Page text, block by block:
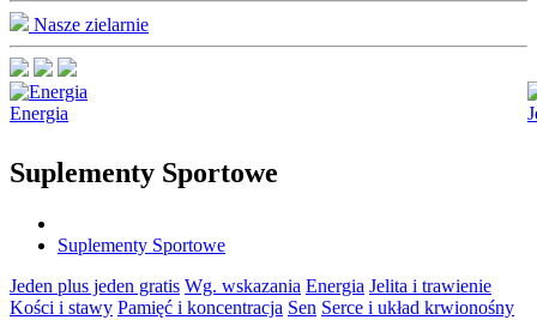
Nasze zielarnie
Energia
Suplementy Sportowe
Suplementy Sportowe
Jeden plus jeden gratis Wg. wskazania Energia Jelita i trawienie
Kości i stawy Pamięć i koncentracja Sen Serce i układ krwionośny